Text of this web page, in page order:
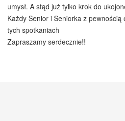
umysł. A stąd już tylko krok do
Każdy Senior i Seniorka z
tych spotkaniach
Zapraszamy serdecznie!!